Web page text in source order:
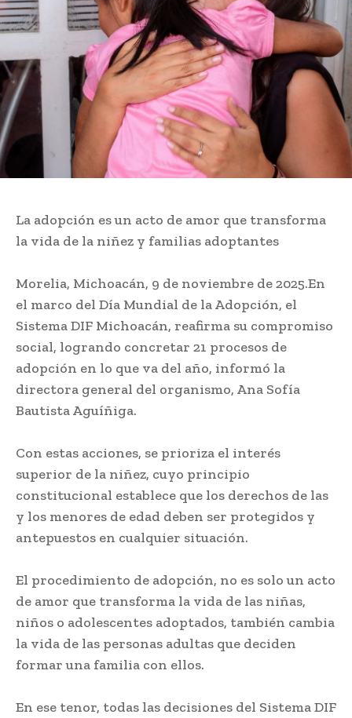
La adopción es un acto de amor que transforma
la vida de la niñez y familias adoptantes
Morelia, Michoacán, 9 de noviembre de 2025.En
el marco del Día Mundial de la Adopción, el
Sistema DIF Michoacán, reafirma su compromiso
social, logrando concretar 21 procesos de
adopción en lo que va del año, informó la
directora general del organismo, Ana Sofía
Bautista Aguíñiga.
Con estas acciones, se prioriza el interés
superior de la niñez, cuyo principio
constitucional establece que los derechos de las
y los menores de edad deben ser protegidos y
antepuestos en cualquier situación.
El procedimiento de adopción, no es solo un acto
de amor que transforma la vida de las niñas,
niños o adolescentes adoptados, también cambia
la vida de las personas adultas que deciden
formar una familia con ellos.
En ese tenor, todas las decisiones del Sistema DIF